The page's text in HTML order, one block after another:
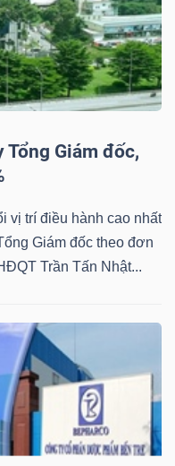
Giám đốc,
vị trí điều hành cao nhất
Giám đốc theo đơn
Trần Tấn Nhật...